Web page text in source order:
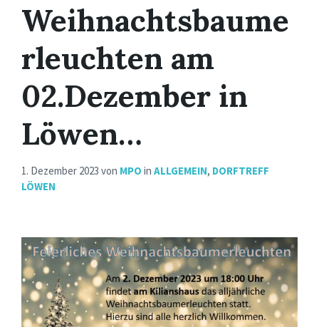
Weihnachtsbaume
rleuchten am
02.Dezember in
Löwen…
1. Dezember 2023 von MPO in ALLGEMEIN, DORFTREFF
LÖWEN